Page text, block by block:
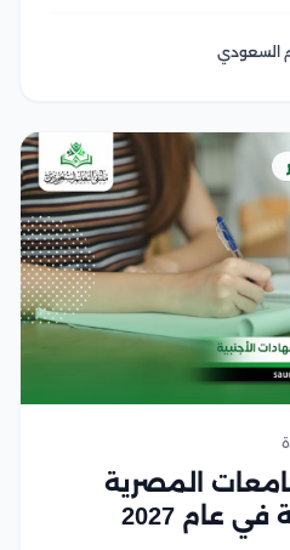
وتقديم المستنداتالسعودي
المصرية
عام 2027